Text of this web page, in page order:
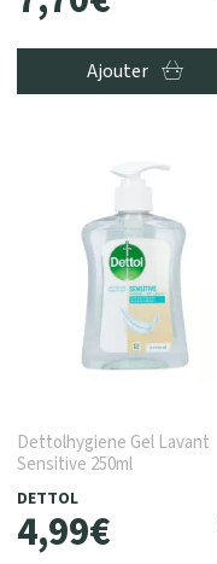
Ajouter
Dettolhygiene Gel Lavant
Sensitive 250ml
DETTOL
4,99€